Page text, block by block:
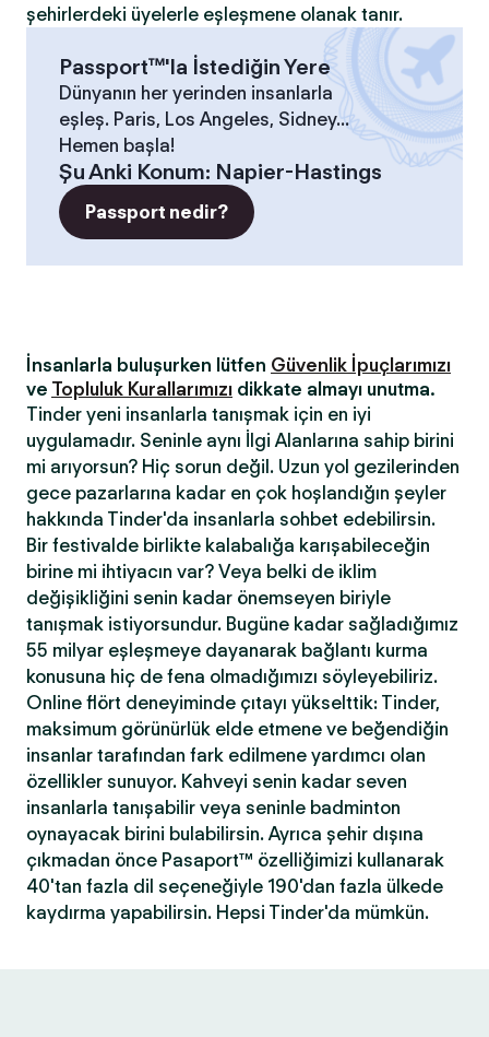
şehirlerdeki üyelerle eşleşmene olanak tanır.
Passport™'la İstediğin Yere
Dünyanın her yerinden insanlarla
eşleş. Paris, Los Angeles, Sidney...
Hemen başla!
Şu Anki Konum: Napier-Hastings
Passport nedir?
İnsanlarla buluşurken lütfen Güvenlik İpuçlarımızı
ve Topluluk Kurallarımızı dikkate almayı unutma.
Tinder yeni insanlarla tanışmak için en iyi
uygulamadır. Seninle aynı İlgi Alanlarına sahip birini
mi arıyorsun? Hiç sorun değil. Uzun yol gezilerinden
gece pazarlarına kadar en çok hoşlandığın şeyler
hakkında Tinder'da insanlarla sohbet edebilirsin.
Bir festivalde birlikte kalabalığa karışabileceğin
birine mi ihtiyacın var? Veya belki de iklim
değişikliğini senin kadar önemseyen biriyle
tanışmak istiyorsundur. Bugüne kadar sağladığımız
55 milyar eşleşmeye dayanarak bağlantı kurma
konusuna hiç de fena olmadığımızı söyleyebiliriz.
Online flört deneyiminde çıtayı yükselttik: Tinder,
maksimum görünürlük elde etmene ve beğendiğin
insanlar tarafından fark edilmene yardımcı olan
özellikler sunuyor. Kahveyi senin kadar seven
insanlarla tanışabilir veya seninle badminton
oynayacak birini bulabilirsin. Ayrıca şehir dışına
çıkmadan önce Pasaport™ özelliğimizi kullanarak
40'tan fazla dil seçeneğiyle 190'dan fazla ülkede
kaydırma yapabilirsin. Hepsi Tinder'da mümkün.